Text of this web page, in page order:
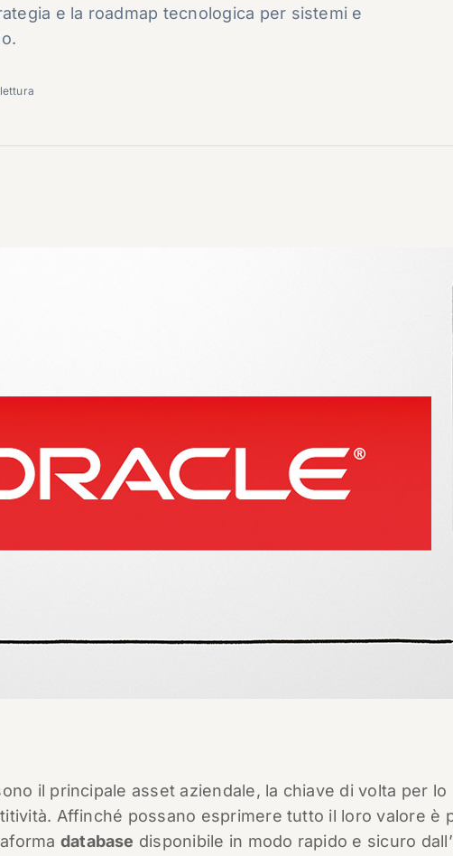
e la roadmap tecnologica per sistemi e
il principale asset aziendale, la chiave di volta per lo
Affinché possano esprimere tutto il loro valore è
database disponibile in modo rapido e sicuro dall’